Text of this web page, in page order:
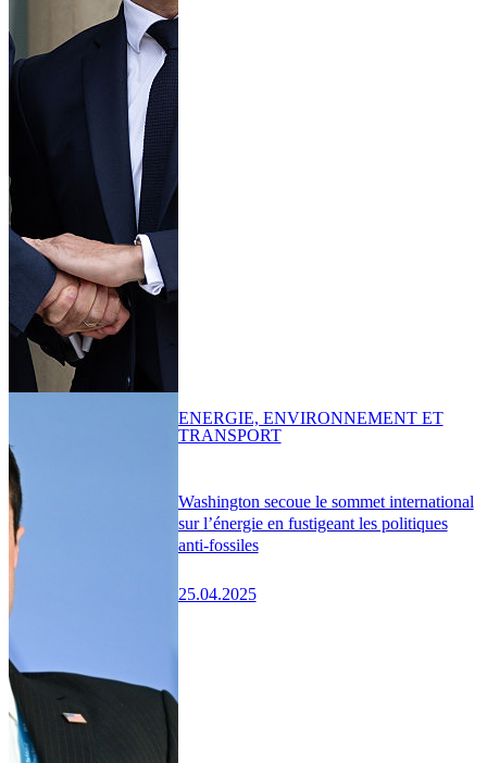
Washington secoue le sommet international
sur l’énergie en fustigeant les politiques
anti-fossiles
25.04.2025
ENERGIE, ENVIRONNEMENT ET
TRANSPORT